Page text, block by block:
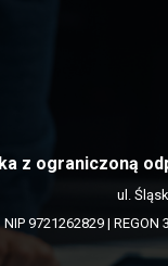
z ograniczoną
ul.
NIP 9721262829 | REGON